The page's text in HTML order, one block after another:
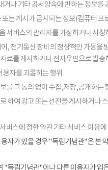
거나 기타 공서양속에 반하는 정보를
는 게시가 금지되는 정보(컴퓨터 프
서비스의 관리자를 가장하거나 사
, 전기통신 장비의 정상적인 가동을
료를 게시하거나 전자우편으로 발송
자를 괴롭히는 행위
를 그 동의 없이 수집,저장,공개하는
하여 광고 또는 선전을 게시하거나
비스에 정한 약관 기타 서비스 이용에
자가 있을 경우 "독립기념관"은 본
"독립기념관"이나 다른 이용자가 입